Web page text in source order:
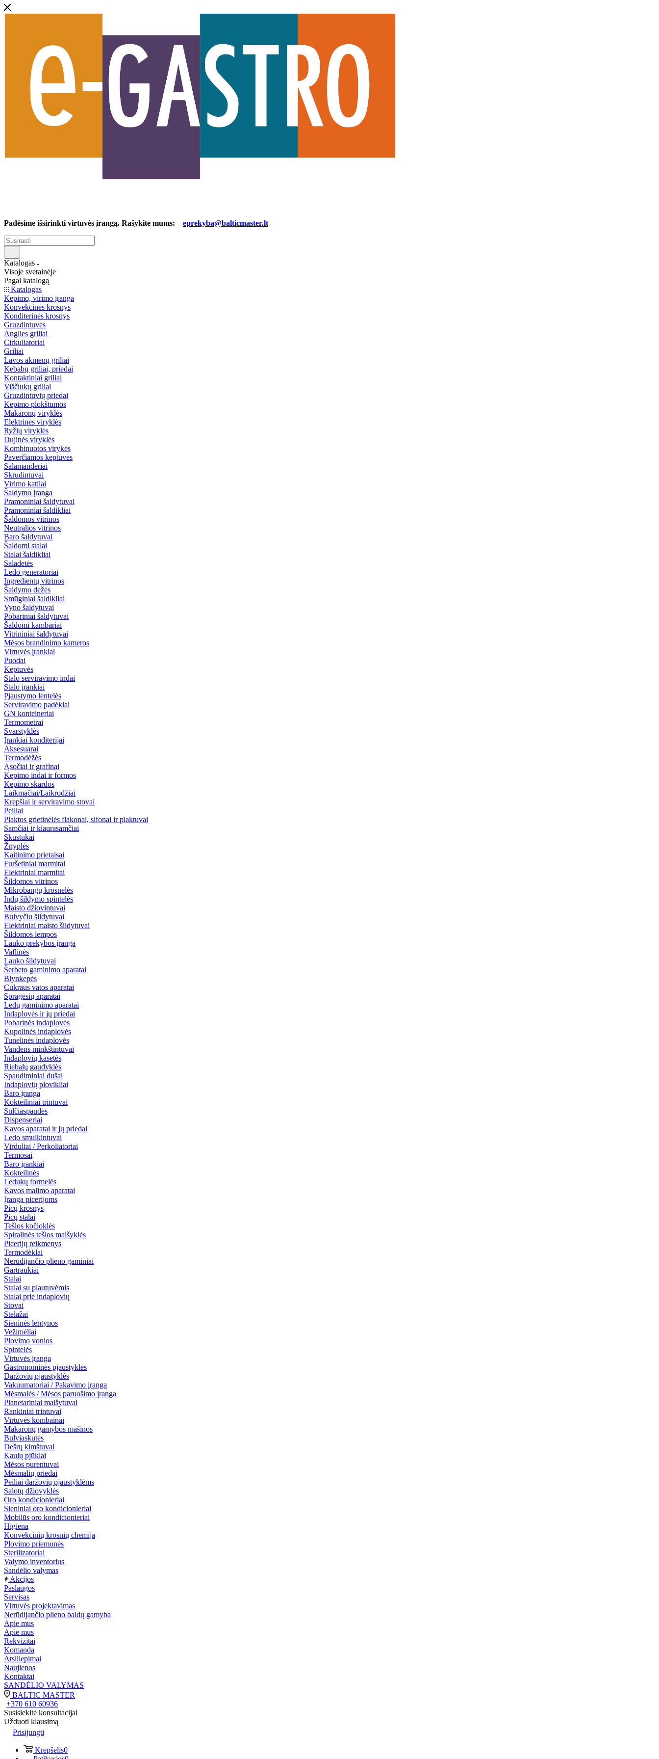
Padėsime išsirinkti virtuvės įrangą. Rašykite mums: eprekyba@balticmaster.lt
Katalogas
Visoje svetainėje
Pagal katalogą
Katalogas
Kepimo, virimo įranga
Konvekcinės krosnys
Konditerinės krosnys
Gruzdintuvės
Anglies griliai
Cirkuliatoriai
Griliai
Lavos akmenų griliai
Kebabų griliai, priedai
Kontaktiniai griliai
Viščiukų griliai
Gruzdintuvių priedai
Kepimo plokštumos
Makaronų viryklės
Elektrinės viryklės
Ryžių viryklės
Dujinės viryklės
Kombinuotos virykės
Paverčiamos keptuvės
Salamanderiai
Skrudintuvai
Virimo katilai
Šaldymo įranga
Pramoniniai šaldytuvai
Pramoniniai šaldikliai
Šaldomos vitrinos
Neutralios vitrinos
Baro šaldytuvai
Šaldomi stalai
Stalai šaldikliai
Saladetės
Ledo generatoriai
Ingredientų vitrinos
Šaldymo dežės
Smūginiai šaldikliai
Vyno šaldytuvai
Pobariniai šaldytuvai
Šaldomi kambariai
Vitrininiai šaldytuvai
Mėsos brandinimo kameros
Virtuvės įrankiai
Puodai
Keptuvės
Stalo serviravimo indai
Stalo įrankiai
Pjaustymo lentelės
Serviravimo padėklai
GN konteineriai
Termometrai
Svarstyklės
Įrankiai konditerijai
Aksesuarai
Termodėžės
Ąsočiai ir grafinai
Kepimo indai ir formos
Kepimo skardos
Laikmačiai/Laikrodžiai
Krepšiai ir serviravimo stovai
Peiliai
Plaktos grietinėlės flakonai, sifonai ir plaktuvai
Samčiai ir kiaurasamčiai
Skustukai
Žnyplės
Kaitinimo prietaisai
Furšetiniai marmitai
Elektriniai marmitai
Šildomos vitrinos
Mikrobangų krosnelės
Indų šildymo spintelės
Maisto džiovintuvai
Bulvyčiu šildytuvai
Elektriniai maisto šildytuvai
Šildomos lempos
Lauko prekybos įranga
Vaflinės
Lauko šildytuvai
Šerbeto gaminimo aparatai
Blynkepės
Cukraus vatos aparatai
Spragėsių aparatai
Ledų gaminimo aparatai
Indaplovės ir jų priedai
Pobarinės indaplovės
Kupolinės indaplovės
Tunelinės indaplovės
Vandens minkštintuvai
Indaplovių kasetės
Riebalų gaudyklės
Spaudiminiai dušai
Indaplovių plovikliai
Baro įranga
Kokteiliniai trintuvai
Sulčiaspaudės
Dispenseriai
Kavos aparatai ir jų priedai
Ledo smulkintuvai
Virduliai / Perkoliatoriai
Termosai
Baro įrankiai
Kokteilinės
Ledukų formelės
Kavos malimo aparatai
Įranga picerijoms
Picų krosnys
Picų stalai
Tešlos kočioklės
Spiralinės tešlos maišyklės
Picerijų reikmenys
Termodėklai
Nerūdijančio plieno gaminiai
Gartraukiai
Stalai
Stalai su plautuvėmis
Stalai prie indaplovių
Stovai
Stelažai
Sieninės lentynos
Vežimėliai
Plovimo vonios
Spintelės
Virtuvės įranga
Gastronominės pjaustyklės
Daržovių pjaustyklės
Vakuumatoriai / Pakavimo įranga
Mėsmalės / Mėsos paruošimo įranga
Planetariniai maišytuvai
Rankiniai trintuvai
Virtuvės kombainai
Makaronų gamybos mašinos
Bulviaskutės
Dešrų kimštuvai
Kaulų pjūklai
Mėsos purentuvai
Mėsmalių priedai
Peiliai daržovių pjaustyklėms
Salotų džiovyklės
Oro kondicionieriai
Sieniniai oro kondicionieriai
Mobilūs oro kondicionieriai
Higiena
Konvekcinių krosnių chemija
Plovimo priemonės
Sterilizatoriai
Valymo inventorius
Sandėlio valymas
Akcijos
Paslaugos
Servisas
Virtuvės projektavimas
Nerūdijančio plieno baldų gamyba
Apie mus
Apie mus
Rekvizitai
Komanda
Atsiliepimai
Naujienos
Kontaktai
SANDĖLIO VALYMAS
BALTIC MASTER
+370 610 60936
Susisiekite konsultacijai
Užduoti klausimą
Prisijungti
Krepšelis0